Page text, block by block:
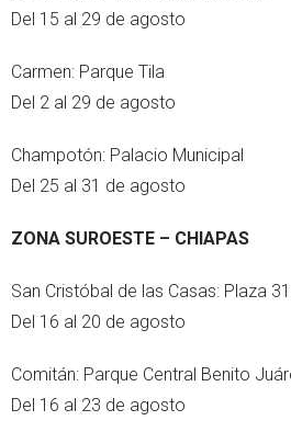
Del 15 al 29 de agosto
Carmen: Parque Tila
Del 2 al 29 de agosto
Champotón: Palacio Municipal
Del 25 al 31 de agosto
ZONA SUROESTE – CHIAPAS
San Cristóbal de las Casas: Plaza
Del 16 al 20 de agosto
Comitán: Parque Central Benito
Del 16 al 23 de agosto